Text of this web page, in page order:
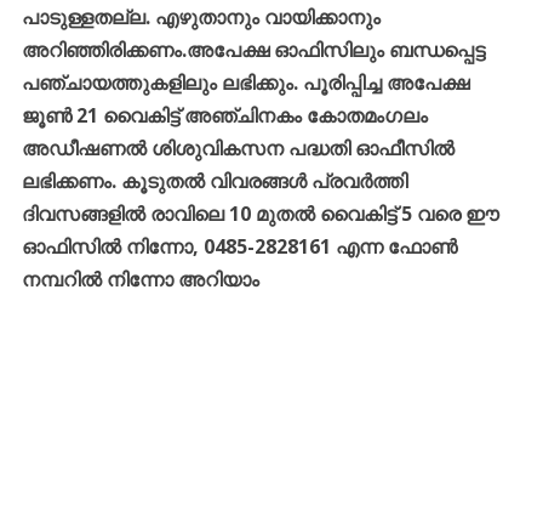
പാടുള്ളതല്ല. എഴുതാനും വായിക്കാനും
അറിഞ്ഞിരിക്കണം.അപേക്ഷ ഓഫിസിലും ബന്ധപ്പെട്ട
പഞ്ചായത്തുകളിലും ലഭിക്കും. പൂരിപ്പിച്ച അപേക്ഷ
ജൂണ്‍21 വൈകിട്ട്അഞ്ചിനകം കോതമംഗലം
അഡീഷണല്‍ ശിശുവികസന പദ്ധതി ഓഫീസില്‍
ലഭിക്കണം. കൂടുതല്‍ വിവരങ്ങള്‍ പ്രവര്‍ത്തി
ദിവസങ്ങളില്‍ രാവിലെ10 മുതല്‍ വൈകിട്ട്5 വരെ ഈ
ഓഫിസില്‍ നിന്നോ, 0485-2828161 എന്ന ഫോണ്‍
നമ്പറില്‍ നിന്നോ അറിയാം